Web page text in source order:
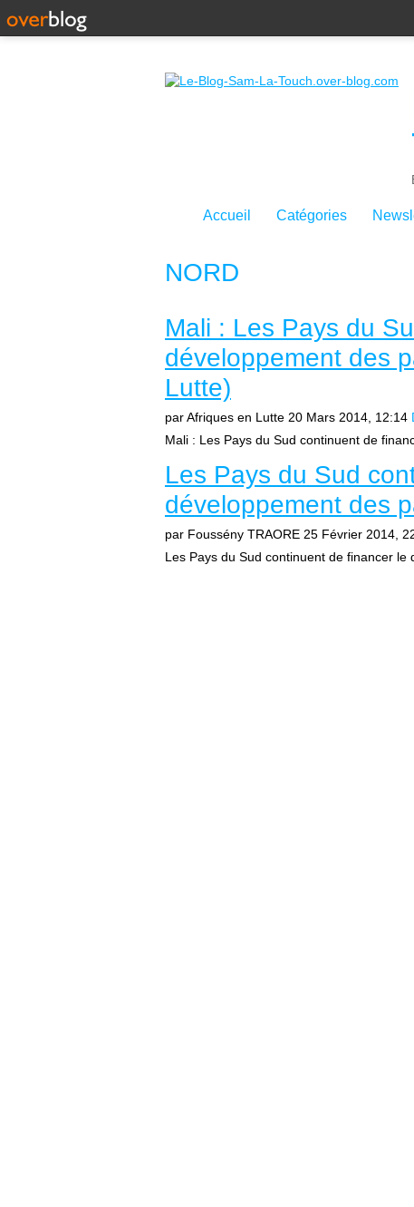
Accueil Catégories
NORD
Mali : Les Pays du
développement des
Lutte)
par Afriques en Lutte 20 Mars 2014, 12:14
Mali : Les Pays du Sud continuent de
Les Pays du Sud
développement des
par Foussény TRAORE 25 Février 2014,
Les Pays du Sud continuent de financer le